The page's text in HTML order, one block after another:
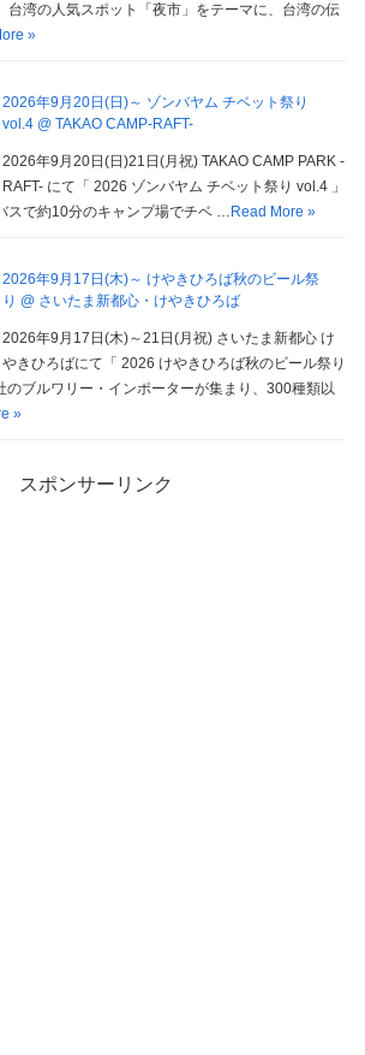
台湾の人気スポット「夜市」をテーマに、台湾の伝
»
2026年9月20日(日)～ ゾンバヤム チベット祭り
vol.4 @ TAKAO CAMP-RAFT-
2026年9月20日(日)21日(月祝) TAKAO CAMP PARK -
RAFT- にて「 2026 ゾンバヤム チベット祭り vol.4 」
スで約10分のキャンプ場でチベ … Read More »
2026年9月17日(木)～ けやきひろば秋のビール祭
り @ さいたま新都心・けやきひろば
2026年9月17日(木)～21日(月祝) さいたま新都心 け
やきひろばにて「 2026 けやきひろば秋のビール祭り
のブルワリー・インポーターが集まり、300種類以
»
スポンサーリンク